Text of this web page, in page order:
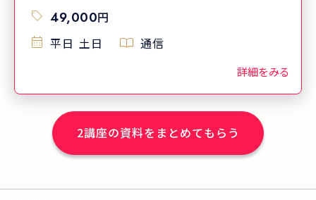
指せます
49,000円
平日 土日 通信
詳細をみる
2講座の資料をまとめてもらう